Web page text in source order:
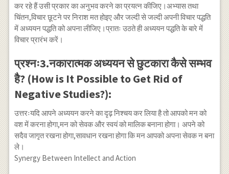
कर रहे हैं उसी प्रकार का अनुभव करने का प्रयत्न कीजिए।अभ्यास तथा
चिंतन,विचार छूटने पर निराश मत होइए और जल्दी से जल्दी अपनी विचार पद्धति
में अध्ययन पद्धति को अपना लीजिए।प्रातः उठते ही अध्ययन पद्धति के बारे में
विचार प्रारंभ करें।
प्रश्नः3.नकारात्मक अध्ययन से छुटकारा कैसे सम्भव
है? (How is It Possible to Get Rid of
Negative Studies?):
उत्तरःयदि आपने अध्ययन करने का दृढ़ निश्चय कर लिया है तो आपको मन को
वश में करना होगा,मन को सेवक और स्वयं को मालिक बनाना होगा। अपने को
सदैव जागृत रखना होगा,सावधान रखना होगा कि मन आपको अपना सेवक न बना
ले।
Synergy Between Intellect and Action